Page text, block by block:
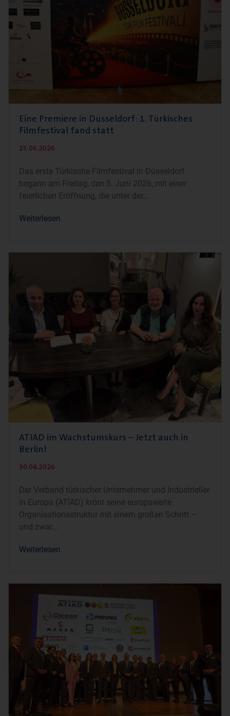
Eine Premiere in Düsseldorf: 1. Türkisches
Filmfestival fand statt
15.06.2026
Das erste Türkische Filmfestival in Düsseldorf
begann am Freitag, den 5. Juni 2026, mit einer
feierlichen Eröffnung, die unter der
Weiterlesen
ATIAD im Wachstumskurs – Jetzt auch in
Berlin!
30.04.2026
Der Verband türkischer Unternehmer und Industrieller
in Europa (ATİAD) krönt seine europaweite
Organisationsstruktur mit einem großen Schritt –
und zwar
Weiterlesen